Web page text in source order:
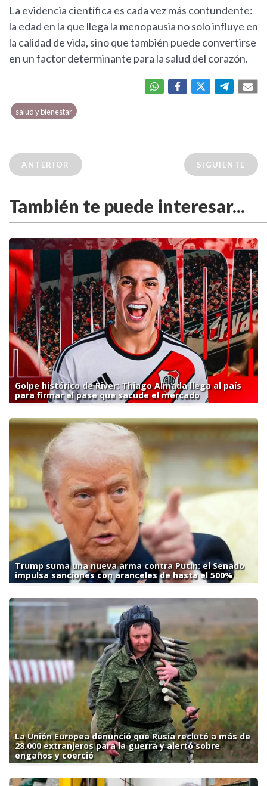
La evidencia científica es cada vez más contundente:
la edad en la que llega la menopausia no solo influye en
la calidad de vida, sino que también puede convertirse
en un factor determinante para la salud del corazón.
salud y bienestar
ANTERIOR SIGUIENTE
También te puede interesar...
Golpe histórico de River: Thiago Almada llega al país
para firmar el pase que sacude el mercado
Trump suma una nueva arma contra Putin: el Senado
impulsa sanciones con aranceles de hasta el 500%
La Unión Europea denunció que Rusia reclutó a más de
28.000 extranjeros para la guerra y alertó sobre
engaños y coerció